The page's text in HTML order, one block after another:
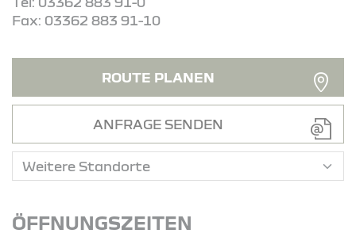
Fax: 03362 883 91-10
ROUTE PLANEN
ANFRAGE SENDEN
ÖFFNUNGSZEITEN